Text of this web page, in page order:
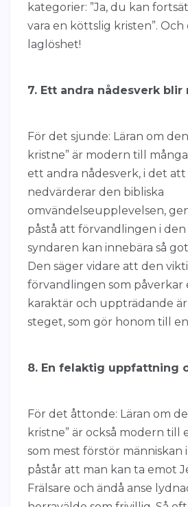
kategorier: ”Ja, du kan
vara en köttslig kristen”.
laglöshet!
7. Ett andra nådesverk
För det sjunde: Läran om
kristne” är modern till
ett andra nådesverk, i det
nedvärderar den bibliska
omvändelseupplevelsen,
påstå att förvandlingen i
syndaren kan innebära så
Den säger vidare att den
förvandlingen som påverkar
karaktär och uppträdande
steget, som gör honom till
8. En felaktig uppfattning
För det åttonde: Läran om
kristne” är också modern till
som mest förstör människan
påstår att man kan ta emot
Frälsare och ändå anse